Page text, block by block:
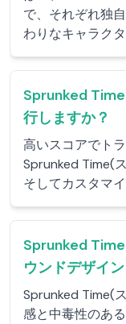
で、それぞれ独
わりなキャラク
Sprunked
行しますか？
高いスコアでト
Sprunked Time(
そしてカスタマ
Sprunked
ウンドデザイ
Sprunked Time(
感と中毒性のあ